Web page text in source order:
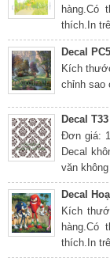
hàng.Có
thích.In
Decal
Kích
chỉnh sao
Decal T33
Đơn giá:
Decal
văn
Decal
Kích
hàng.Có
thích.In